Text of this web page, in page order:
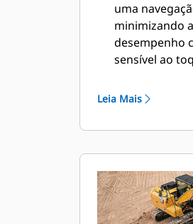
uma
minimizando
desempenho
sensível ao
visualizar
Ao navegar o
alavanca for
câmera
Use o código
Leia Mais